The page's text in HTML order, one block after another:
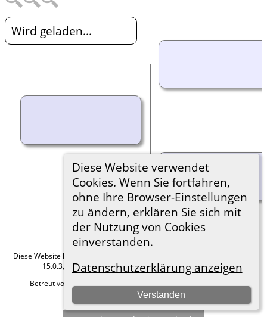
Diese Website verwendet
Cookies. Wenn Sie fortfahren,
ohne Ihre Browser-Einstellungen
zu ändern, erklären Sie sich mit
der Nutzung von Cookies
einverstanden.
Datenschutzerklärung anzeigen
Verstanden
Wird geladen...
Diese Website läuft mit
15.0.3, programmiert von Darrin Lythgoe © 2001-2026.
Betreut von
Hier geht es zum Impressum